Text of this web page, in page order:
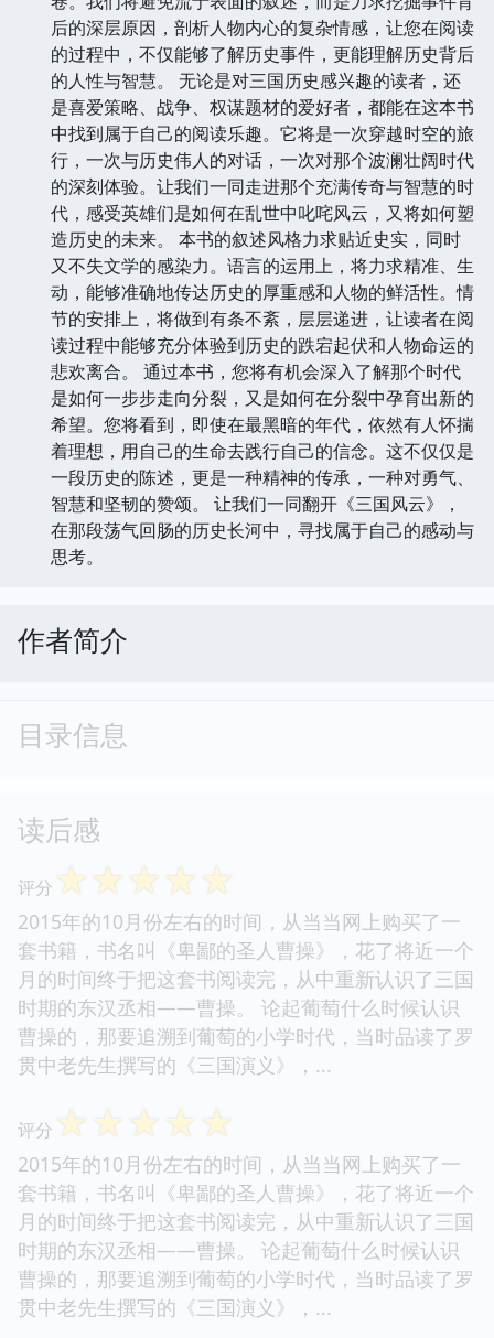
后的深层原因，剖析人物内心的复杂情感，让您在阅读
的过程中，不仅能够了解历史事件，更能理解历史背后
的人性与智慧。 无论是对三国历史感兴趣的读者，还
是喜爱策略、战争、权谋题材的爱好者，都能在这本书
中找到属于自己的阅读乐趣。它将是一次穿越时空的旅
行，一次与历史伟人的对话，一次对那个波澜壮阔时代
的深刻体验。让我们一同走进那个充满传奇与智慧的时
代，感受英雄们是如何在乱世中叱咤风云，又将如何塑
造历史的未来。 本书的叙述风格力求贴近史实，同时
又不失文学的感染力。语言的运用上，将力求精准、生
动，能够准确地传达历史的厚重感和人物的鲜活性。情
节的安排上，将做到有条不紊，层层递进，让读者在阅
读过程中能够充分体验到历史的跌宕起伏和人物命运的
悲欢离合。 通过本书，您将有机会深入了解那个时代
是如何一步步走向分裂，又是如何在分裂中孕育出新的
希望。您将看到，即使在最黑暗的年代，依然有人怀揣
着理想，用自己的生命去践行自己的信念。这不仅仅是
一段历史的陈述，更是一种精神的传承，一种对勇气、
智慧和坚韧的赞颂。 让我们一同翻开《三国风云》，
在那段荡气回肠的历史长河中，寻找属于自己的感动与
思考。
作者简介
目录信息
读后感
评分 ☆☆☆☆☆
2015年的10月份左右的时间，从当当网上购买了一
套书籍，书名叫《卑鄙的圣人曹操》，花了将近一个
月的时间终于把这套书阅读完，从中重新认识了三国
时期的东汉丞相——曹操。 论起葡萄什么时候认识
曹操的，那要追溯到葡萄的小学时代，当时品读了罗
贯中老先生撰写的《三国演义》，...
评分 ☆☆☆☆☆
2015年的10月份左右的时间，从当当网上购买了一
套书籍，书名叫《卑鄙的圣人曹操》，花了将近一个
月的时间终于把这套书阅读完，从中重新认识了三国
时期的东汉丞相——曹操。 论起葡萄什么时候认识
曹操的，那要追溯到葡萄的小学时代，当时品读了罗
贯中老先生撰写的《三国演义》，...